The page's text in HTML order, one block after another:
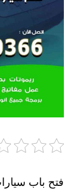
فتح باب